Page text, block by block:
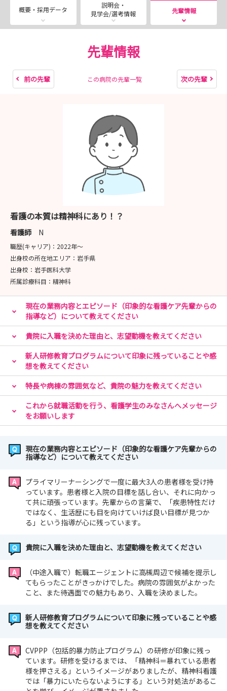
キレイになった病棟を見に来ませんか＾＾？
概要・採用データ
説明会・
見学会/選考情報
先輩情報
先輩情報
前の先輩 この病院の先輩一覧 次の先輩
看護の本質は精神科にあり！？
看護師 N
職歴(キャリア)： 2022年〜
出身校の所在地エリア： 岩手県
出身校： 岩手医科大学
所属診療科目： 精神科
現在の業務内容とエピソード（印象的な看護ケア先輩からの
指導など）について教えてください
貴院に入職を決めた理由と、志望動機を教えてください
新人研修教育プログラムについて印象に残っていることや感
想を教えてください
特長や病棟の雰囲気など、貴院の魅力を教えてください
これから就職活動を行う、看護学生のみなさんへメッセージ
をお願いします
現在の業務内容とエピソード（印象的な看護ケア先輩からの
指導など）について教えてください
プライマリーナーシングで一度に最大3人の患者様を受け持
っています。患者様と入院の目標を話し合い、それに向かっ
て共に頑張っています。先輩からの言葉で、「疾患特性だけ
ではなく、生活歴にも目を向けていけば良い目標が見つか
る」という指導が心に残っています。
貴院に入職を決めた理由と、志望動機を教えてください
（中途入職で）転職エージェントに高槻周辺で候補を提示し
てもらったことがきっかけでした。病院の雰囲気がよかった
こと、また待遇面での魅力もあり、入職を決めました。
新人研修教育プログラムについて印象に残っていることや感
想を教えてください
CVPPP（包括的暴力防止プログラム）の研修が印象に残っ
ています。研修を受けるまでは、「精神科＝暴れている患者
様を押さえる」というイメージがありましたが、精神科看護
では「暴力にいたらないようにする」という対処法があるこ